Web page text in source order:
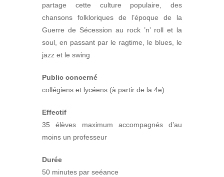
partage cette culture populaire, des
chansons folkloriques de l’époque de la
Guerre de Sécession au rock ’n’ roll et la
soul, en passant par le ragtime, le blues, le
jazz et le swing
Public concerné
collégiens et lycéens (à partir de la 4e)
Effectif
35 élèves maximum accompagnés d’au
moins un professeur
Durée
50 minutes par seéance